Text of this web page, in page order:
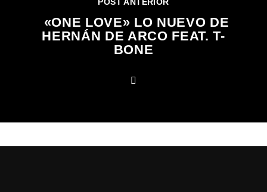
«ONE LOVE» LO NUEVO DE
HERNÁN DE ARCO FEAT. T-
BONE